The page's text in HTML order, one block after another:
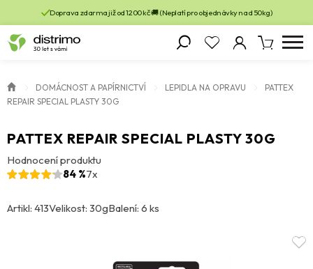
Doprava zdarma již od 1200 kč 🚚 (Neplatí pro objednávky nad 50kg)
DOMÁCNOST A PAPÍRNICTVÍ LEPIDLA NA OPRAVU
PATTEX
REPAIR SPECIAL PLASTY 30G
PATTEX REPAIR SPECIAL PLASTY 30G
Hodnocení produktu
84 %7x
Artikl: 413Velikost: 30gBalení: 6 ks